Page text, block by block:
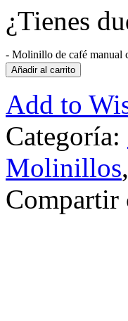
¿Tienes
- Molinillo de café manual
Añadir al carrito
Add to
Categoría:
Molinillos,
Compartir